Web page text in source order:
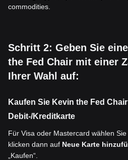
commodities.
Schritt 2: Geben Sie
the Fed Chair mit einer
Ihrer Wahl auf:
Kaufen Sie Kevin the Fed
Debit-/Kreditkarte
Für Visa oder Mastercard wählen Sie
klicken dann auf Neue Karte
„Kaufen“.